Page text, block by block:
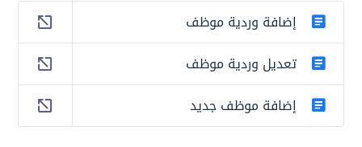
إضافة وردية موظف
تعديل وردية موظف
إضافة موظف جديد